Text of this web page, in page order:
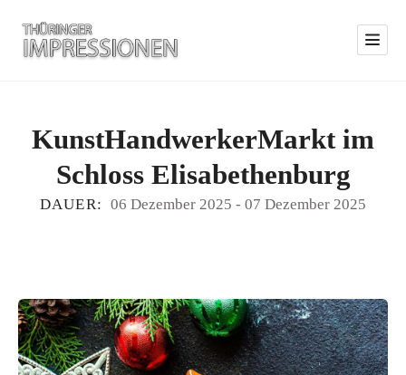
KunstHandwerkerMarkt im
Schloss Elisabethenburg
DAUER: 06 Dezember 2025 - 07 Dezember 2025